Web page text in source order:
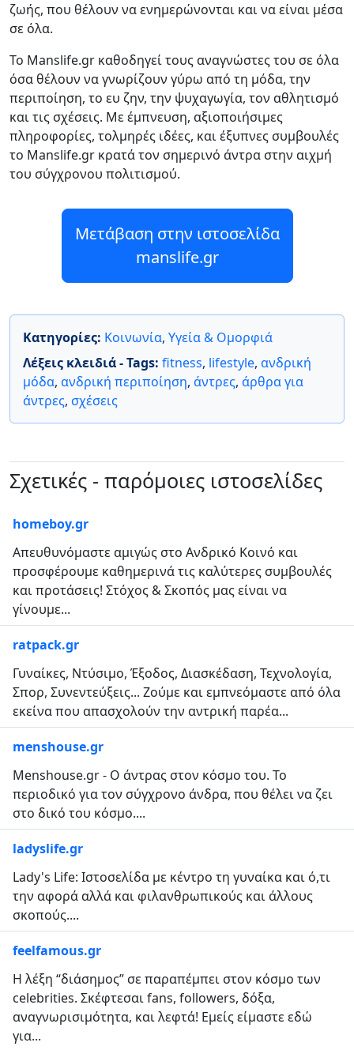
ζωής, που θέλουν να ενημερώνονται και να είναι μέσα
σε όλα.
Το Manslife.gr καθοδηγεί τους αναγνώστες του σε όλα
όσα θέλουν να γνωρίζουν γύρω από τη μόδα, την
περιποίηση, το ευ ζην, την ψυχαγωγία, τον αθλητισμό
και τις σχέσεις. Με έμπνευση, αξιοποιήσιμες
πληροφορίες, τολμηρές ιδέες, και έξυπνες συμβουλές
το Manslife.gr κρατά τον σημερινό άντρα στην αιχμή
του σύγχρονου πολιτισμού.
Μετάβαση στην ιστοσελίδα
manslife.gr
Κατηγορίες: Κοινωνία, Υγεία & Ομορφιά
Λέξεις κλειδιά - Tags: fitness, lifestyle, ανδρική
μόδα, ανδρική περιποίηση, άντρες, άρθρα για
άντρες, σχέσεις
Σχετικές - παρόμοιες ιστοσελίδες
homeboy.gr
Απευθυνόμαστε αμιγώς στο Ανδρικό Κοινό και
προσφέρουμε καθημερινά τις καλύτερες συμβουλές
και προτάσεις! Στόχος & Σκοπός μας είναι να
γίνουμε...
ratpack.gr
Γυναίκες, Ντύσιμο, Έξοδος, Διασκέδαση, Τεχνολογία,
Σπορ, Συνεντεύξεις... Ζούμε και εμπνεόμαστε από όλα
εκείνα που απασχολούν την αντρική παρέα...
menshouse.gr
Menshouse.gr - Ο άντρας στον κόσμο του. Το
περιοδικό για τον σύγχρονο άνδρα, που θέλει να ζει
στο δικό του κόσμο....
ladyslife.gr
Lady's Life: Ιστοσελίδα με κέντρο τη γυναίκα και ό,τι
την αφορά αλλά και φιλανθρωπικούς και άλλους
σκοπούς....
feelfamous.gr
Η λέξη “διάσημος” σε παραπέμπει στον κόσμο των
celebrities. Σκέφτεσαι fans, followers, δόξα,
αναγνωρισιμότητα, και λεφτά! Εμείς είμαστε εδώ
για...